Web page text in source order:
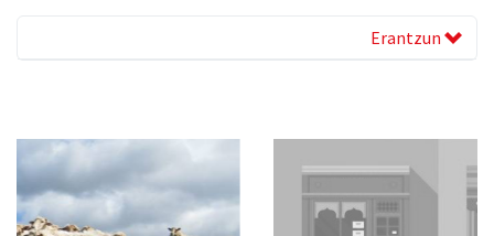
Erantzun